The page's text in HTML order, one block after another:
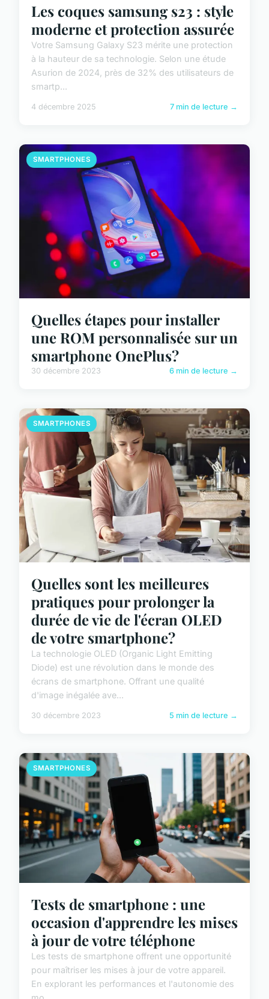
Les coques samsung s23 : style
moderne et protection assurée
Votre Samsung Galaxy S23 mérite une protection
à la hauteur de sa technologie. Selon une étude
Asurion de 2024, près de 32% des utilisateurs de
smartp...
4 décembre 2025 7 min de lecture →
SMARTPHONES
Quelles étapes pour installer
une ROM personnalisée sur un
smartphone OnePlus?
30 décembre 2023 6 min de lecture →
SMARTPHONES
Quelles sont les meilleures
pratiques pour prolonger la
durée de vie de l'écran OLED
de votre smartphone?
La technologie OLED (Organic Light Emitting
Diode) est une révolution dans le monde des
écrans de smartphone. Offrant une qualité
d'image inégalée ave...
30 décembre 2023 5 min de lecture →
SMARTPHONES
Tests de smartphone : une
occasion d'apprendre les mises
à jour de votre téléphone
Les tests de smartphone offrent une opportunité
pour maîtriser les mises à jour de votre appareil.
En explorant les performances et l'autonomie des